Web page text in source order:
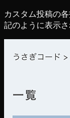
カスタム投稿の
記のように表示さ